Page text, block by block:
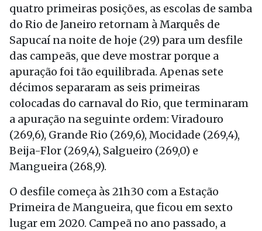
quatro primeiras posições, as escolas de samba
do Rio de Janeiro retornam à Marquês de
Sapucaí na noite de hoje (29) para um desfile
das campeãs, que deve mostrar porque a
apuração foi tão equilibrada. Apenas sete
décimos separaram as seis primeiras
colocadas do carnaval do Rio, que terminaram
a apuração na seguinte ordem: Viradouro
(269,6), Grande Rio (269,6), Mocidade (269,4),
Beija-Flor (269,4), Salgueiro (269,0) e
Mangueira (268,9).
O desfile começa às 21h30 com a Estação
Primeira de Mangueira, que ficou em sexto
lugar em 2020. Campeã no ano passado, a